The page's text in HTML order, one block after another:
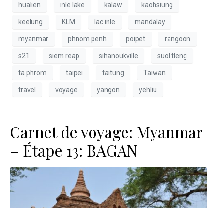
hualien inle lake kalaw kaohsiung
keelung KLM lac inle mandalay
myanmar phnom penh poipet rangoon
s21 siem reap sihanoukville suol tleng
ta phrom taipei taitung Taiwan
travel voyage yangon yehliu
Carnet de voyage: Myanmar
– Étape 13: BAGAN